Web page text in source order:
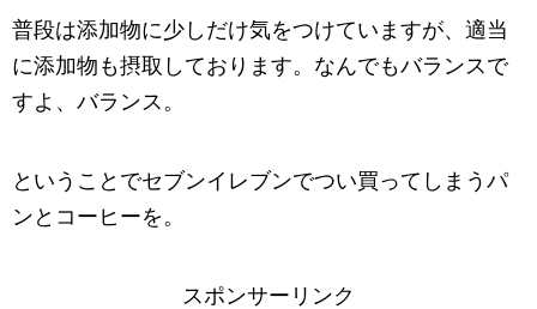
普段は添加物に少しだけ気をつけていますが、適当
に添加物も摂取しております。なんでもバランスで
すよ、バランス。
ということでセブンイレブンでつい買ってしまうパ
ンとコーヒーを。
スポンサーリンク